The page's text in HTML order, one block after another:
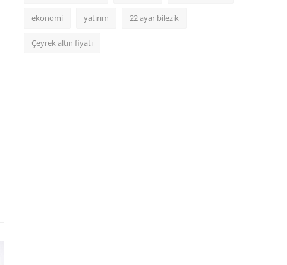
ekonomi yatırım 22 ayar bilezik
Çeyrek altın fiyatı